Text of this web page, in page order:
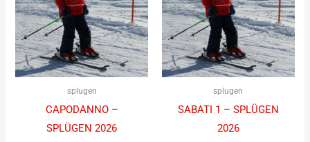
splugen
CAPODANNO –
SPLÜGEN 2026
splugen
SABATI 1 – SPLÜGEN
2026